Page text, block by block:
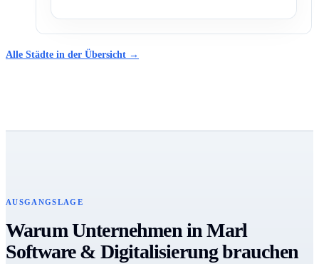
Alle Städte in der Übersicht →
AUSGANGSLAGE
Warum Unternehmen in Marl
Software & Digitalisierung brauchen